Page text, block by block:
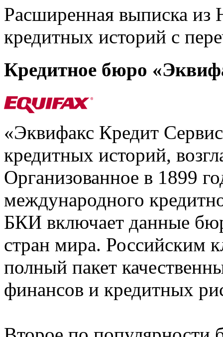
Расширенная выписка из
кредитных историй с
Кредитное бюро
«Эквифакс Кредит
кредитных историй,
Организованное в 1899
международного
БКИ включает данные
стран мира. Российским
полный пакет
финансов и кредитных